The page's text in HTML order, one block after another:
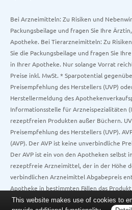
Bei Arzneimitteln: Zu Risiken und
Packungsbeilage und fragen Sie Ihre
Apotheke. Bei Tierarzneimitteln: Zu
Sie die Packungsbeilage und fragen Sie
in Ihrer Apotheke. Nur solange Vorrat
Preise inkl. MwSt. * Sparpotential
Preisempfehlung des Herstellers (UVP)
Herstellermeldung des
Informationsstelle für Arzneispezialitäten
rezeptfreien Produkten außer Büchern.
Preisempfehlung des Herstellers (UVP).
(AVP). Der AVP ist keine unverbindliche
Der AVP ist ein von den Apotheken selbst
rezeptfreie Arzneimittel, der in der Höhe
verbindlichen Arzneimittel Abgabepreis
Apotheke in bestimmten Fällen das
Krankenversicherung abrechnet. Im
This website makes use of cookies to